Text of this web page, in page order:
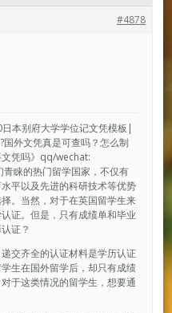
#4878
本别府大学学位记文凭模板|
外文凭真是可查吗？怎么制
凭吗》qq/wechat:
睐的热门留学国家，不仅有
平以及先进的科研技术等优势
。当然，对于在英国留学生来
证。但是，只有成绩单和毕业
证？
交齐全的认证材料是学历认证
生在国外留学后，却只有成绩
于这类情况的留学生，想要通